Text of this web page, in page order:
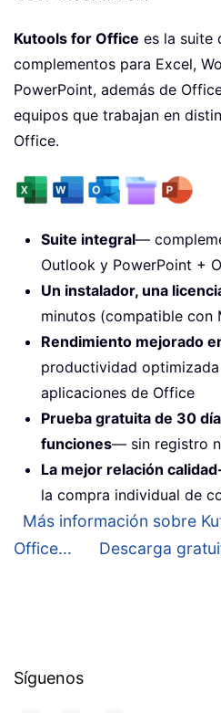
Kutools for Office es la suite
complementos para Excel,
PowerPoint, además de
equipos que trabajan en
Office.
Suite integral—
Outlook y PowerPoint +
Un instalador, una
minutos (compatible con
Rendimiento mejorado
productividad
aplicaciones de Office
Prueba gratuita de 30
funciones— sin registro
La mejor relación
la compra individual de
Más información sobre
Office...
Descarga
Síguenos